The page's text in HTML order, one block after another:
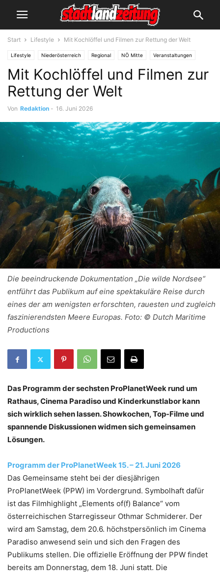
Start Lifestyle Mit Kochlöffel und Filmen zur Rettung der Welt
Lifestyle Niederösterreich Regional NÖ Mitte Veranstaltungen
Mit Kochlöffel und Filmen zur
Rettung der Welt
Von Redaktion - 16. Juni 2026
Die beeindruckende Dokumentation „Die wilde Nordsee“
entführt das Publikum auf eine spektakuläre Reise durch
eines der am wenigsten erforschten, rauesten und zugleich
faszinierendsten Meere Europas. Foto: © Dutch Maritime
Productions
Das Programm der sechsten ProPlanetWeek rund um
Rathaus, Cinema Paradiso und Kinderkunstlabor kann
sich wirklich sehen lassen. Showkochen, Top-Filme und
spannende Diskussionen widmen sich gemeinsamen
Lösungen.
Programm der ProPlanetWeek 15. – 21. Juni 2026
Das Gemeinsame steht bei der diesjährigen
ProPlanetWeek (PPW) im Vordergrund. Symbolhaft dafür
ist das Filmhighlight „Elements of(f) Balance“ vom
österreichischen Starregisseur Othmar Schmiderer. Der
wird am Samstag, dem 20.6. höchstpersönlich im Cinema
Paradiso anwesend sein und sich den Fragen des
Publikums stellen. Die offizielle Eröffnung der PPW findet
bereits am Donnerstag, dem 18. Juni statt. Die